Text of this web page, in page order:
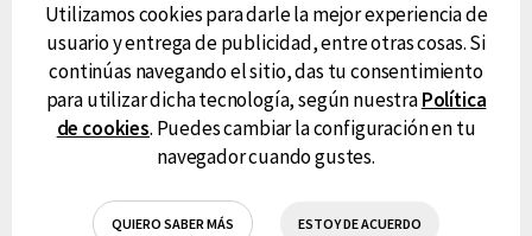
FM Tu
RG Deportiva
Classic FM
Utilizamos cookies para darle la mejor experiencia de
usuario y entrega de publicidad, entre otras cosas. Si
continúas navegando el sitio, das tu consentimiento
para utilizar dicha tecnología, según nuestraPolítica
de cookies. Puedes cambiar la configuración en tu
navegador cuando gustes.
QUIERO SABER MÁS ESTOY DE ACUERDO